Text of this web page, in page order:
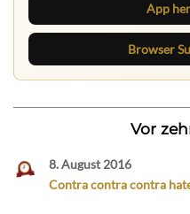
App
Browser
Vor
8. August 2016
Contra contra contra